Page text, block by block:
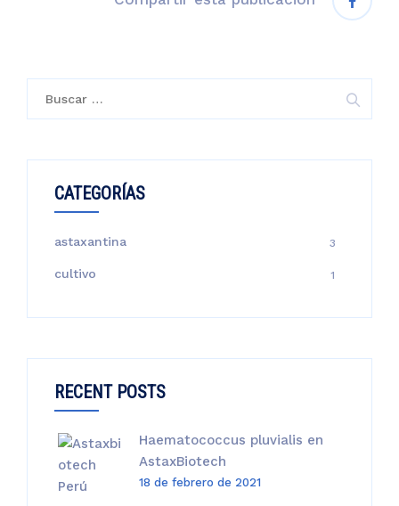
CATEGORÍAS
astaxantina 3
cultivo 1
RECENT POSTS
Haematococcus pluvialis en
AstaxBiotech
18 de febrero de 2021